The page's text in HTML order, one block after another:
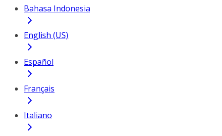
Bahasa Indonesia
English (US)
Español
Français
Italiano